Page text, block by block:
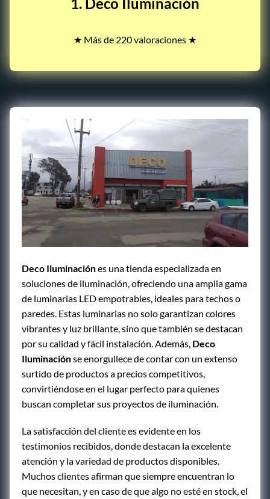
★ Más de 220 valoraciones ★
Deco Iluminaciónes una tienda especializada en
soluciones de iluminación, ofreciendo una amplia gama
de luminarias LED empotrables, ideales para techos o
paredes. Estas luminarias no solo garantizan colores
vibrantes y luz brillante, sino que también se destacan
por su calidad y fácil instalación. Además, Deco
Iluminaciónse enorgullece de contar con un extenso
surtido de productos a precios competitivos,
convirtiéndose en el lugar perfecto para quienes
buscan completar sus proyectos de iluminación.
La satisfacción del cliente es evidente en los
testimonios recibidos, donde destacan la excelente
atención y la variedad de productos disponibles.
Muchos clientes afirman que siempre encuentran lo
que necesitan, y en caso de que algo no esté en stock, el